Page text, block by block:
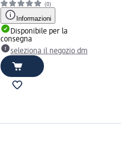
(0)
Informazioni
Disponibile per la
consegna
seleziona il negozio dm